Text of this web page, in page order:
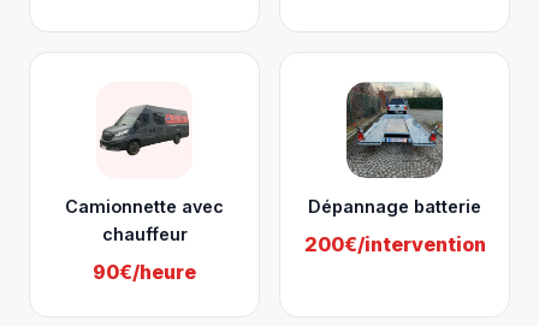
Camionnette avec
chauffeur
90€/heure
Dépannage batterie
200€/intervention